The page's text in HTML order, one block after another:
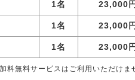
1名 23,000円
1名 23,000円
1名 23,000円
無料サービスはご利用いただけま